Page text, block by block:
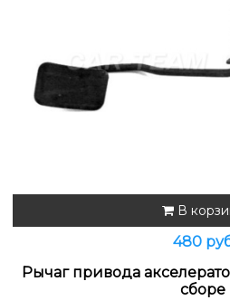
В
480
Рычаг привода
сборе